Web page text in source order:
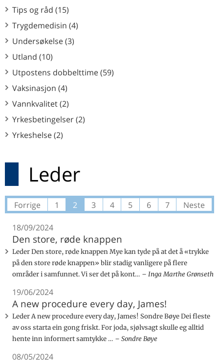
Tips og råd (15)
Trygdemedisin (4)
Undersøkelse (3)
Utland (10)
Utpostens dobbelttime (59)
Vaksinasjon (4)
Vannkvalitet (2)
Yrkesbetingelser (2)
Yrkeshelse (2)
Leder
Forrige 1 2 3 4 5 6 7 Neste
18/09/2024
Den store, røde knappen
Leder Den store, røde knappen Mye kan tyde på at det å «trykke
på den store røde knappen» blir stadig vanligere på flere
områder i samfunnet. Vi ser det på kont…
Inga Marthe Grønseth
19/06/2024
A new procedure every day, James!
Leder A new procedure every day, James! Sondre Bøye Dei fleste
av oss starta ein gong friskt. For joda, sjølvsagt skulle eg alltid
hente inn informert samtykke …
Sondre Bøye
08/05/2024